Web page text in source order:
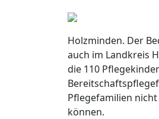
Holzminden. Der
auch im Landkreis
die 110
Pflegefamilien
können.